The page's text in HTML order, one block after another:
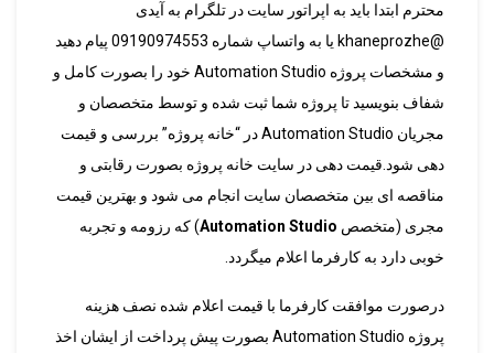
محترم ابتدا باید به اپراتور سایت در تلگرام به آیدی
@khaneprozhe یا به واتساپ شماره 09190974553 پیام دهید
و مشخصات پروژه Automation Studio خود را بصورت کامل و
شفاف بنویسید تا پروژه شما ثبت شده و توسط متخصصان و
مجریان Automation Studio در “خانه پروژه” بررسی و قیمت
دهی شود.قیمت دهی در سایت خانه پروژه بصورت رقابتی و
مناقصه ای بین متخصصان سایت انجام می شود و بهترین قیمت
مجری (متخصص
) که رزومه و تجربه
خوبی دارد به کارفرما اعلام میگردد.
درصورت موافقت کارفرما با قیمت اعلام شده نصف هزینه
پروژه Automation Studio بصورت پیش پرداخت از ایشان اخذ